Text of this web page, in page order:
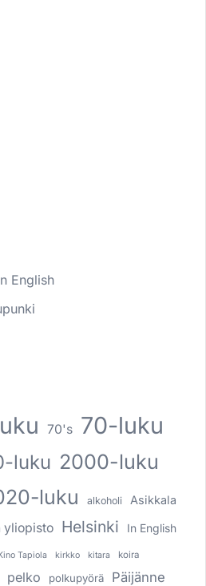
English
70's 70-luku
luku 2000-luku
luku alkoholi Asikkala
yliopisto Helsinki In English
Tapiola kirkko kitara koira
pelko polkupyörä Päijänne